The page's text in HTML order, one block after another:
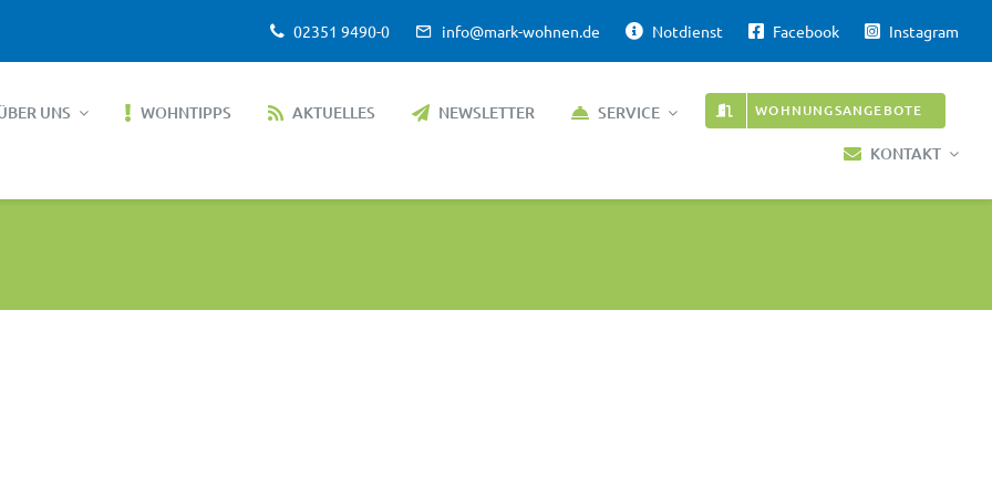
02351 9490-0 info@mark-wohnen.de Notdienst Facebook Instagram
UNS WOHNTIPPS AKTUELLES NEWSLETTER SERVICE WOHNUNGSANGEBOTE
KONTAKT